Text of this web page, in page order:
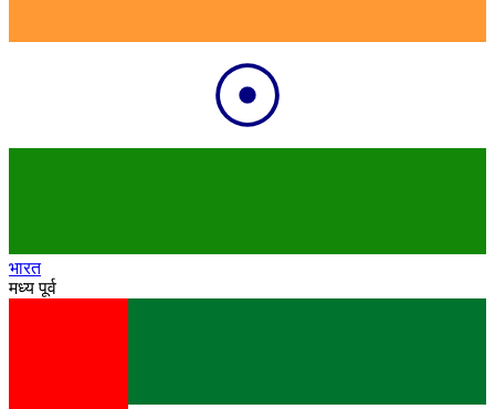
भारत
मध्य पूर्व